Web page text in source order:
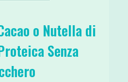
o Nutella di
Senza